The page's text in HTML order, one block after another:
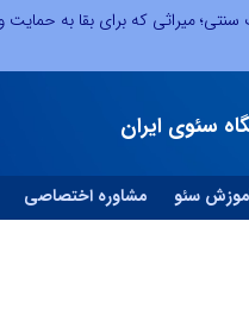
سنتی؛ میراثی که برای بقا به حمایت
سئوی ایران
سئو مشاوره اختصاصی